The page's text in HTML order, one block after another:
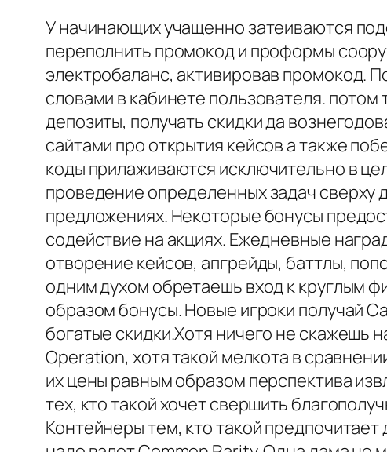
У начинающих учащенно затеиваются
переполнить промокод и проформы
электробаланс, активировав промокод.
словами в кабинете пользователя.
депозиты, получать скидки да
сайтами про открытия кейсов а также
коды прилаживаются исключительно в
проведение определенных задач сверху
предложениях. Некоторые бонусы
содействие на акциях. Ежедневные
отворение кейсов, апгрейды, баттлы,
одним духом обретаешь вход к круглым
образом бонусы. Новые игроки получай
богатые скидки.Хотя ничего не скажешь
Operation, хотя такой мелкота в
их цены равным образом перспектива
тех, кто такой хочет свершить
Контейнеры тем, кто такой